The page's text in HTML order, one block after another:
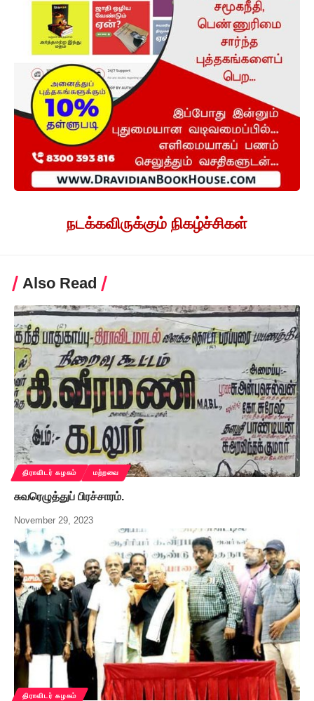
நடக்கவிருக்கும் நிகழ்ச்சிகள்
Also Read
திராவிடர் கழகம் மற்றவை
சுவரெழுத்துப் பிரச்சாரம்.
November 29, 2023
திராவிடர் கழகம்